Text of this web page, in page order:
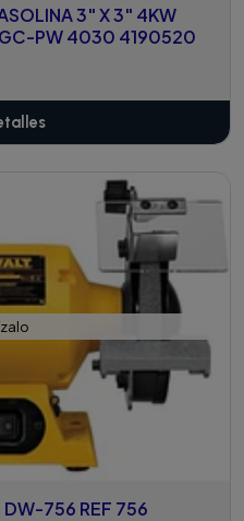
3" X 3" 4KW
PW 4030 4190520
DW-756 REF 756